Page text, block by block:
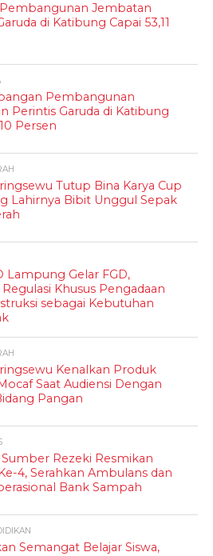
Jembatan
di Katibung Capai 53,11
Pembangunan
Perintis Garuda di Katibung
Persen
Tutup Bina Karya Cup
Lahirnya Bibit Unggul Sepak
Lampung Gelar FGD,
Khusus Pengadaan
sebagai Kebutuhan
Kenalkan Produk
Saat Audiensi Dengan
Pangan
Rezeki Resmikan
4, Serahkan Ambulans dan
Bank Sampah
Semangat Belajar Siswa,